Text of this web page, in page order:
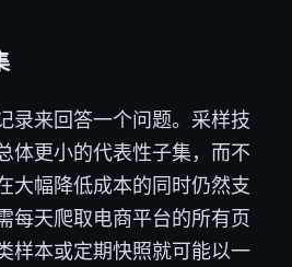
录来回答一个问题。采样技
体更小的代表性子集，而不
大幅降低成本的同时仍然支
每天爬取电商平台的所有页
样本或定期快照就可能以一